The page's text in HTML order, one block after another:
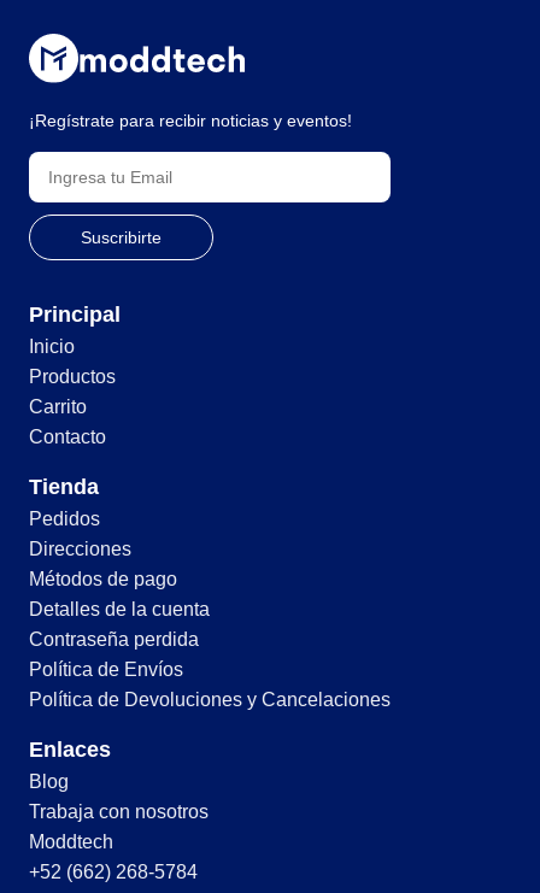
¡Regístrate para recibir noticias y eventos!
Principal
Inicio
Productos
Carrito
Contacto
Tienda
Pedidos
Direcciones
Métodos de pago
Detalles de la cuenta
Contraseña perdida
Política de Envíos
Política de Devoluciones y Cancelaciones
Enlaces
Blog
Trabaja con nosotros
Moddtech
+52 (662) 268-5784